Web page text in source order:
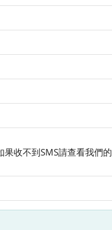
收不到SMS請查看我們的